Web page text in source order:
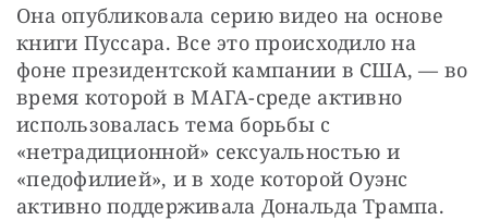
Она опубликовала серию видео на основе
книги Пуссара. Все это происходило на
фоне президентской кампании в США, — во
время которой в МАГА-среде активно
использовалась тема борьбы с
«нетрадиционной» сексуальностью и
«педофилией», и в ходе которой Оуэнс
активно поддерживала Дональда Трампа.